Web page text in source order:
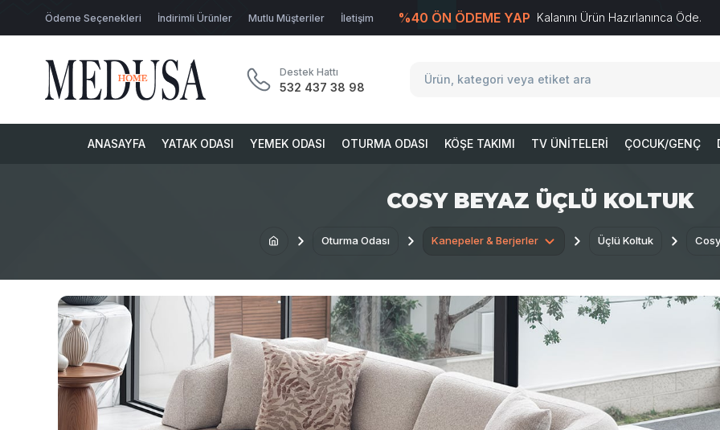
Ödeme Seçenekleri İndirimli Ürünler Mutlu Müşteriler İletişim %40 ÖN ÖDEME YAP Kalanını Ürün Hazırlanınca Öde.
Destek Hattı
532 437 38 98
ANASAYFA YATAK ODASI YEMEK ODASI OTURMA ODASI KÖŞE TAKIMI TV ÜNITELERI ÇOCUK/GENÇ
COSY BEYAZ ÜÇLÜ KOLTUK
Oturma Odası Kanepeler & Berjerler Üçlü Koltuk
T-Soft E-TicaretSistemleriyle Hazırlanmıştır.